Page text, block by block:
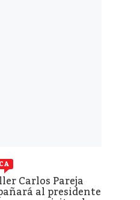
Carlos Pareja
al presidente